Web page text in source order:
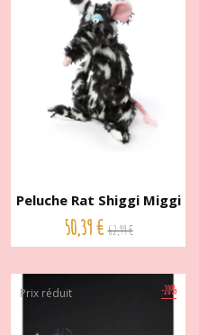
Peluche Rat Shiggi Miggi
30...
50,39 € 62,99 €
-20%
Prix réduit